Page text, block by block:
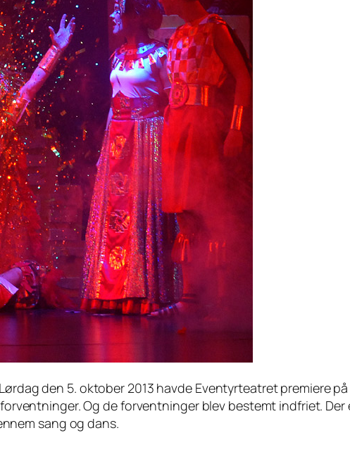
Lørdag den 5. oktober 2013 havde Eventyrteatret premiere
Og de forventninger blev bestemt indfriet.
sang og dans.